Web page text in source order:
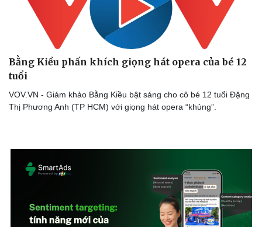
Bằng Kiều phấn khích giọng hát opera của bé 12
tuổi
VOV.VN - Giám khảo Bằng Kiều bật sáng cho cô bé 12 tuổi Đặng
Thị Phương Anh (TP HCM) với giọng hát opera “khủng”.